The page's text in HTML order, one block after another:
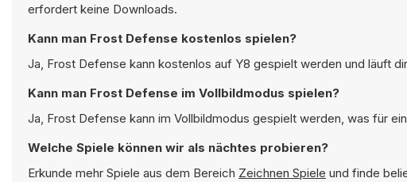
erfordert keine Downloads.
Kann man Frost Defense kostenlos spielen?
Ja, Frost Defense kann kostenlos auf Y8 gespielt werden und läuft
Kann man Frost Defense im Vollbildmodus spielen?
Ja, Frost Defense kann im Vollbildmodus gespielt werden, was für
Welche Spiele können wir als nächtes probieren?
Erkunde mehr Spiele aus dem Bereich Zeichnen Spiele und finde